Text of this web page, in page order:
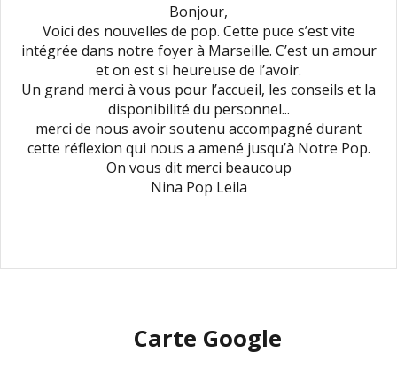
Bonjour,
Voici des nouvelles de pop. Cette puce s’est vite
intégrée dans notre foyer à Marseille. C’est un amour
et on est si heureuse de l’avoir.
Un grand merci à vous pour l’accueil, les conseils et la
disponibilité du personnel...
merci de nous avoir soutenu accompagné durant
cette réflexion qui nous a amené jusqu’à Notre Pop.
On vous dit merci beaucoup
Nina Pop Leila
Carte Google